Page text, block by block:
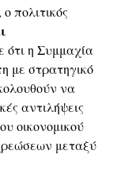
πολιτικός
ότι η Συμμαχία
με στρατηγικό
να
αντιλήψεις
οικονομικού
μεταξύ